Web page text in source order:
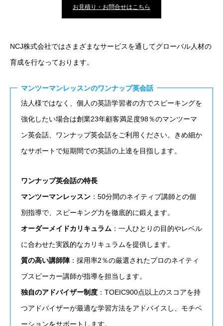
お見積り・お問合せはこちら
NCJ株式会社ではさまざまなサービスを通してグローバル人材の
育成を行なっております。
マンツーマンレッスンのワンナップ英会話
法人様ではなく、個人の英語学習者の方でスピーキングを
強化したい場合は創業23年顧客満足度98％のマンツーマ
ン英会話、ワンナップ英会話をご利用ください。きめ細か
なサポートで短期間での英語の上達を目指します。
ワンナップ英会話の特長
マンツーマンレッスン ：​50分間のネイティブ講師との個
別指導で、スピーキング力を徹底的に鍛えます。
オーダーメイドカリキュラム ：​一人ひとりの目的やレベル
に合わせた実践的なカリキュラムを提供します。
質の高い講師陣：​採用率2％の厳選されたプロのネイティ
ブスピーカー講師が指導を担当します。
独自のアドバイザー制度 ：​TOEIC900点以上のスコアを持
つアドバイザーが最適な学習方法をアドバイスし、モチベ
ーションをサポートします。